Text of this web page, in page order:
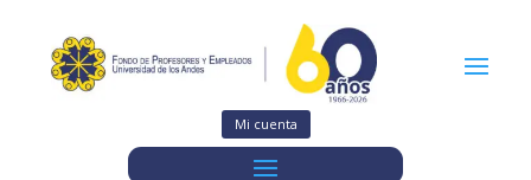
Mi cuenta